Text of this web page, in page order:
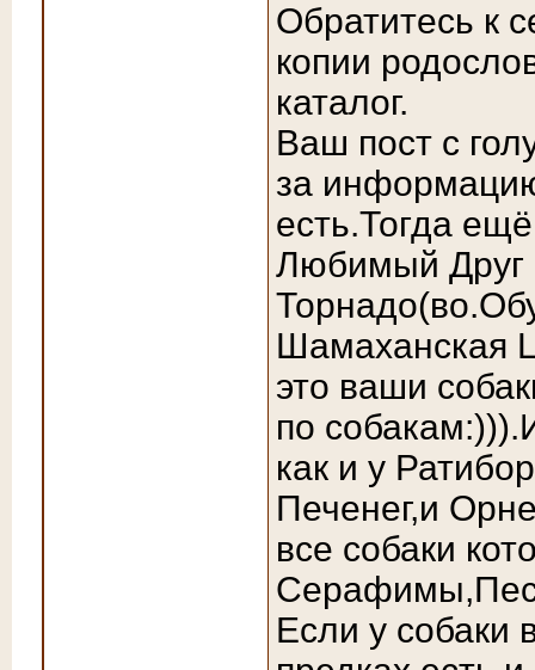
Обратитесь к
копии
каталог.
Ваш пост с
за
есть.Тогда
Любимый Друг
Шамаханская
это ваши
по
как и у
Печенег,и
все собаки
Если у собаки